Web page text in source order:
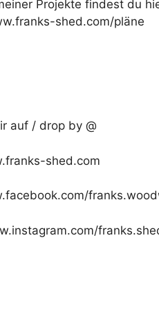
Projekte findest du
shed.com/pläne
auf / drop by @
shed.com